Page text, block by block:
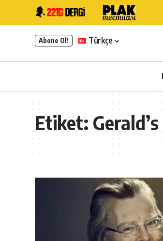
Abone Ol! Türkçe
Etiket: